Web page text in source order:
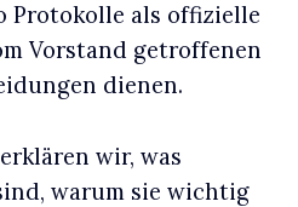
Protokolle als offizielle
Vorstand getroffenen
dienen.
wir, was
warum sie wichtig